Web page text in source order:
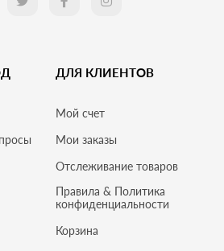
ДЛЯ КЛИЕНТОВ
Мой счет
Мои заказы
Отслеживание товаров
Правила & Политика
конфиденциальности
Корзина